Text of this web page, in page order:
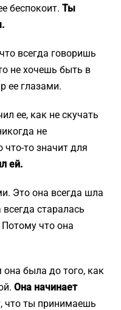
беспокоит. Ты
всегда говоришь
не хочешь быть в
ее глазами.
ее, как не скучать
не
что-то значит для
ей.
Это она всегда шла
старалась
Потому что она
она была до того, как
Она начинает
что ты принимаешь